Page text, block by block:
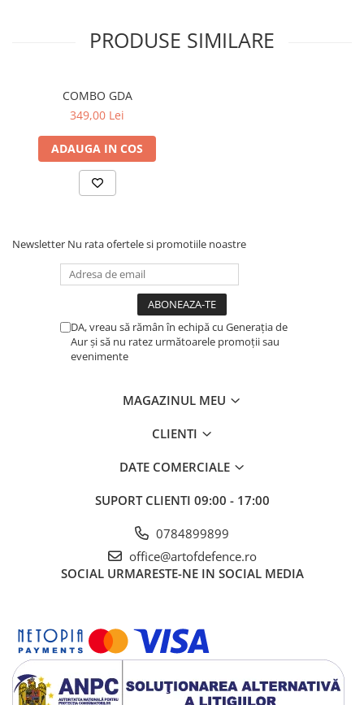
PRODUSE SIMILARE
COMBO GDA
349,00 Lei
ADAUGA IN COS
Newsletter Nu rata ofertele si promotiile noastre
DA, vreau să rămân în echipă cu Generația de
Aur și să nu ratez următoarele promoții sau
evenimente
MAGAZINUL MEU
CLIENTI
DATE COMERCIALE
SUPORT CLIENTI 09:00 - 17:00
0784899899
office@artofdefence.ro
SOCIAL URMARESTE-NE IN SOCIAL MEDIA